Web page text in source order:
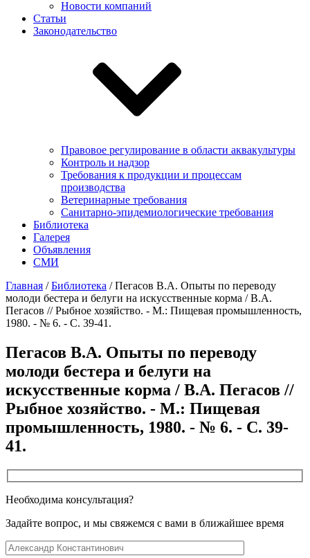
Новости компаний
Статьи
Законодательство
Правовое регулирование в области аквакультуры
Контроль и надзор
Требования к продукции и процессам
производства
Ветеринарные требования
Санитарно-эпидемиологические требования
Библиотека
Галерея
Объявления
СМИ
Главная /Библиотека /Пегасов В.А. Опыты по переводу
молоди бестера и белуги на искусственные корма / В.А.
Пегасов // Рыбное хозяйство. - М.: Пищевая промышленность,
1980. - № 6. - С. 39-41.
Пегасов В.А. Опыты по переводу
молоди бестера и белуги на
искусственные корма / В.А. Пегасов //
Рыбное хозяйство. - М.: Пищевая
промышленность, 1980. - № 6. - С. 39-
41.
Необходима консультация?
Задайте вопрос, и мы свяжемся с вами в ближайшее время